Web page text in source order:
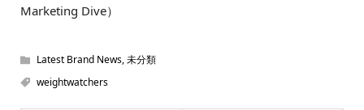
Marketing Dive）
Latest Brand News,未分類
weightwatchers